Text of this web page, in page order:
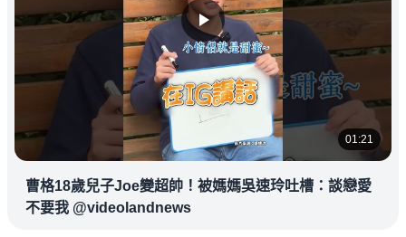
01:21
曹格18歲兒子Joe變超帥！被媽媽吳速玲吐槽：談戀愛
不要我 @videolandnews